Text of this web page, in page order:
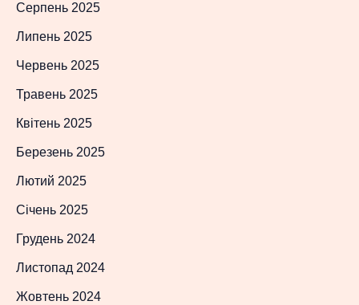
Серпень 2025
Липень 2025
Червень 2025
Травень 2025
Квітень 2025
Березень 2025
Лютий 2025
Січень 2025
Грудень 2024
Листопад 2024
Жовтень 2024